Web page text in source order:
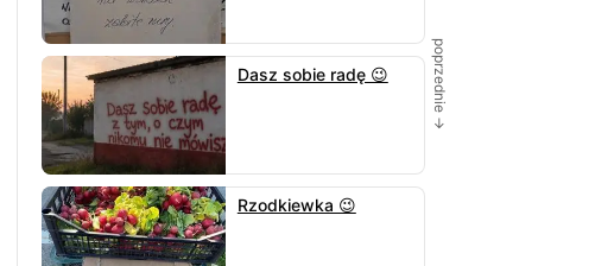
Dasz sobie radę 😉
Rzodkiewka 😉
poprzednie →